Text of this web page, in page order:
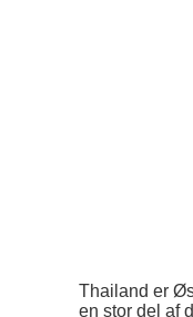
Thailand er
en stor del af